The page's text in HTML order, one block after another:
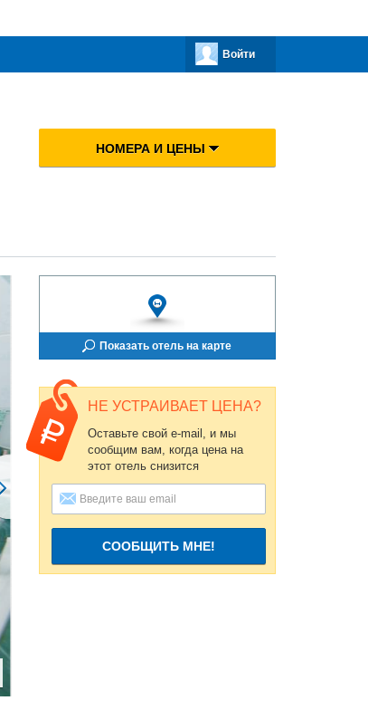
Войти
НОМЕРА И ЦЕНЫ
Показать отель на карте
НЕ УСТРАИВАЕТ ЦЕНА?
Оставьте свой e-mail, и мы
сообщим вам, когда цена на
этот отель снизится
СООБЩИТЬ МНЕ!